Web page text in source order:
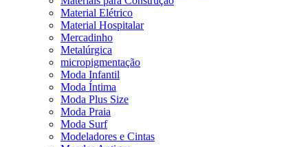
Material Elétrico
Material Hospitalar
Mercadinho
Metalúrgica
micropigmentação
Moda Infantil
Moda Íntima
Moda Plus Size
Moda Praia
Moda Surf
Modeladores e Cintas